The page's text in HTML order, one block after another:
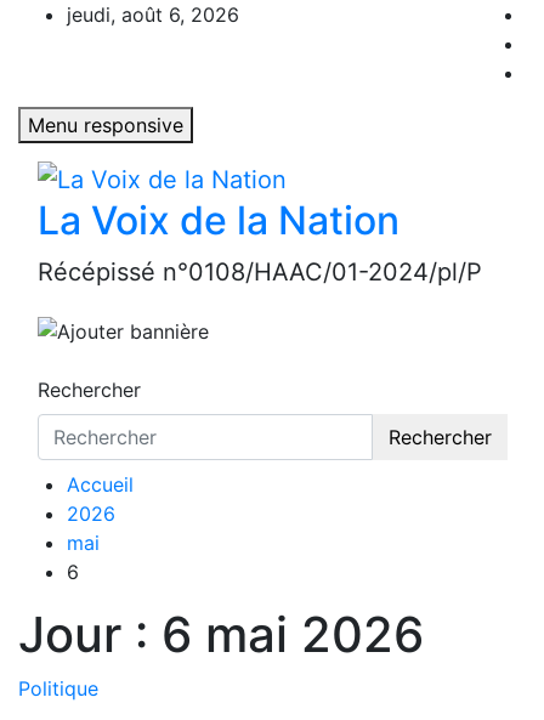
jeudi, août 6, 2026
Menu responsive
La Voix de la Nation
Récépissé n°0108/HAAC/01-2024/pl/P
Rechercher
Rechercher
Accueil
2026
mai
6
Jour : 6 mai 2026
Politique